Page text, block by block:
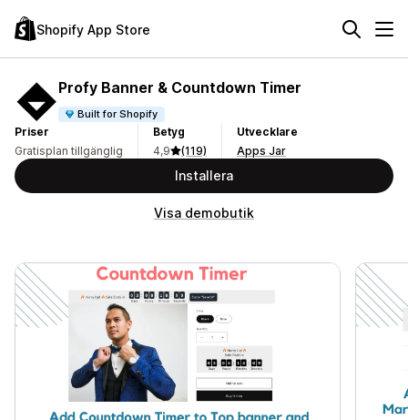
Shopify App Store
Profy Banner & Countdown Timer
Built for Shopify
Priser
Gratisplan tillgänglig
Betyg
4,9
(119)
Utvecklare
Apps Jar
Installera
Visa demobutik